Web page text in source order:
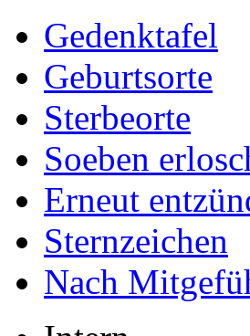
Gedenktafel
Geburtsorte
Sterbeorte
Soeben
Erneut
Sternzeichen
Nach